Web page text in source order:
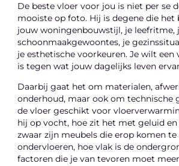
De beste vloer voor jou is niet per se
mooiste op foto. Hij is degene die het
jouw woningenbouwstijl, je leefritme,
schoonmaakgewoontes, je
je esthetische voorkeuren. Je wilt een
is tegen wat jouw dagelijks leven
Daarbij gaat het om materialen,
onderhoud, maar ook om technische
de vloer geschikt voor
hij op vocht, hoe zit het met geluid
zwaar zijn meubels die erop komen te
ondervloeren, hoe vlak is de
factoren die je van tevoren moet